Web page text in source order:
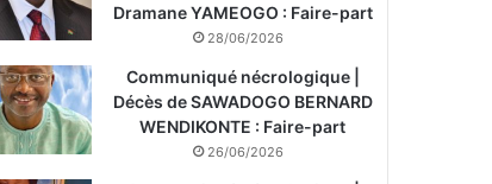
Dramane YAMEOGO : Faire-part
28/06/2026
Communiqué nécrologique |
Décès de SAWADOGO BERNARD
WENDIKONTE : Faire-part
26/06/2026